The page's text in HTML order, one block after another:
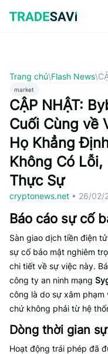
qua
nội
Trang chủ\Flash News\
market
CẬP NHẬT:
Cuối Cùng về
Họ Khẳng
Không Có Lỗi,
Thực Sự
cryptonews.net • 26/02/
Báo cáo sự cố
Sàn giao dịch tiền điện tử
sự cố bảo mật nghiêm
chi tiết về sự việc này.
công ty an ninh mạng
công là do sự xâm phạm
chứ không phải từ hệ
Dòng thời gian
Hoạt động trái phép đã